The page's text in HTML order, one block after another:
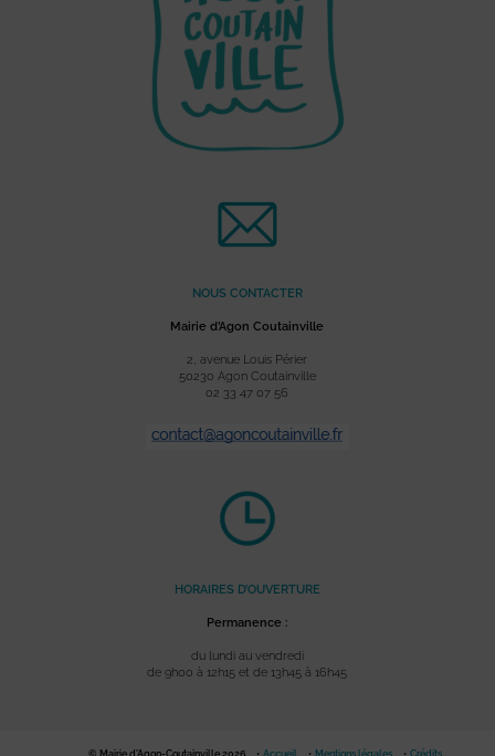
NOUS CONTACTER
Mairie d’Agon Coutainville
2, avenue Louis Périer
50230 Agon Coutainville
02 33 47 07 56
HORAIRES D’OUVERTURE
Permanence :
du lundi au vendredi
de 9h00 à 12h15 et de 13h45 à 16h45
© Mairie d'Agon-Coutainville 2026 Accueil Mentions légales Crédits